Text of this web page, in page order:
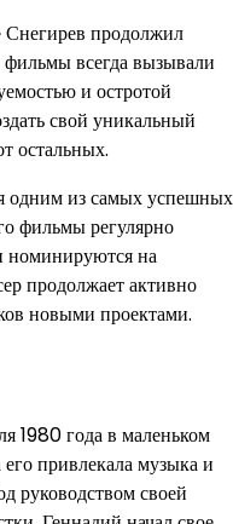
Снегирев продолжил
всегда вызывали
и остротой
свой уникальный
остальных.
одним из самых успешных
фильмы регулярно
номинируются на
продолжает активно
новыми проектами.
1980 года в маленьком
привлекала музыка и
руководством своей